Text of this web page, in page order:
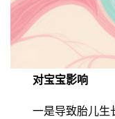
对宝宝影响
一是导致胎儿生